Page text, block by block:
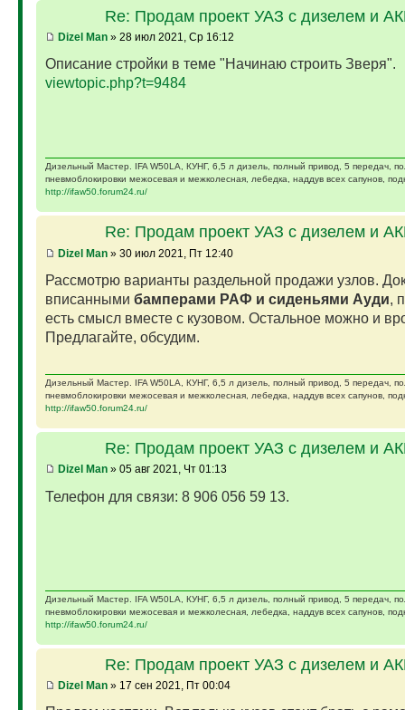
Re: Продам проект УАЗ с дизелем и
Dizel Man» 28 июл 2021, Ср 16:12
Описание стройки в теме "Начинаю строить Зверя".
viewtopic.php?t=9484
Дизельный Мастер. IFA W50LA, КУНГ, 6,5 л дизель, полный привод, 5 передач,
пневмоблокировки межосевая и межколесная, лебедка, наддув всех сапунов,
http://ifaw50.forum24.ru/
Re: Продам проект УАЗ с дизелем и
Dizel Man» 30 июл 2021, Пт 12:40
Рассмотрю варианты раздельной продажи узлов.
вписанными бамперами РАФ и сиденьями Ауди,
есть смысл вместе с кузовом. Остальное можно и
Предлагайте, обсудим.
Дизельный Мастер. IFA W50LA, КУНГ, 6,5 л дизель, полный привод, 5 передач,
пневмоблокировки межосевая и межколесная, лебедка, наддув всех сапунов,
http://ifaw50.forum24.ru/
Re: Продам проект УАЗ с дизелем и
Dizel Man» 05 авг 2021, Чт 01:13
Телефон для связи: 8 906 056 59 13.
Дизельный Мастер. IFA W50LA, КУНГ, 6,5 л дизель, полный привод, 5 передач,
пневмоблокировки межосевая и межколесная, лебедка, наддув всех сапунов,
http://ifaw50.forum24.ru/
Re: Продам проект УАЗ с дизелем и
Dizel Man» 17 сен 2021, Пт 00:04